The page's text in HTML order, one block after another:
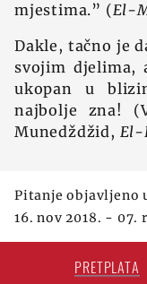
mjestima.” (El-
Dakle, tačno je
svojim djelima,
ukopan u
najbolje zna!
Munedždžid, El-
Pitanje objavljeno
16. nov 2018. - 07.
PRETPLATA